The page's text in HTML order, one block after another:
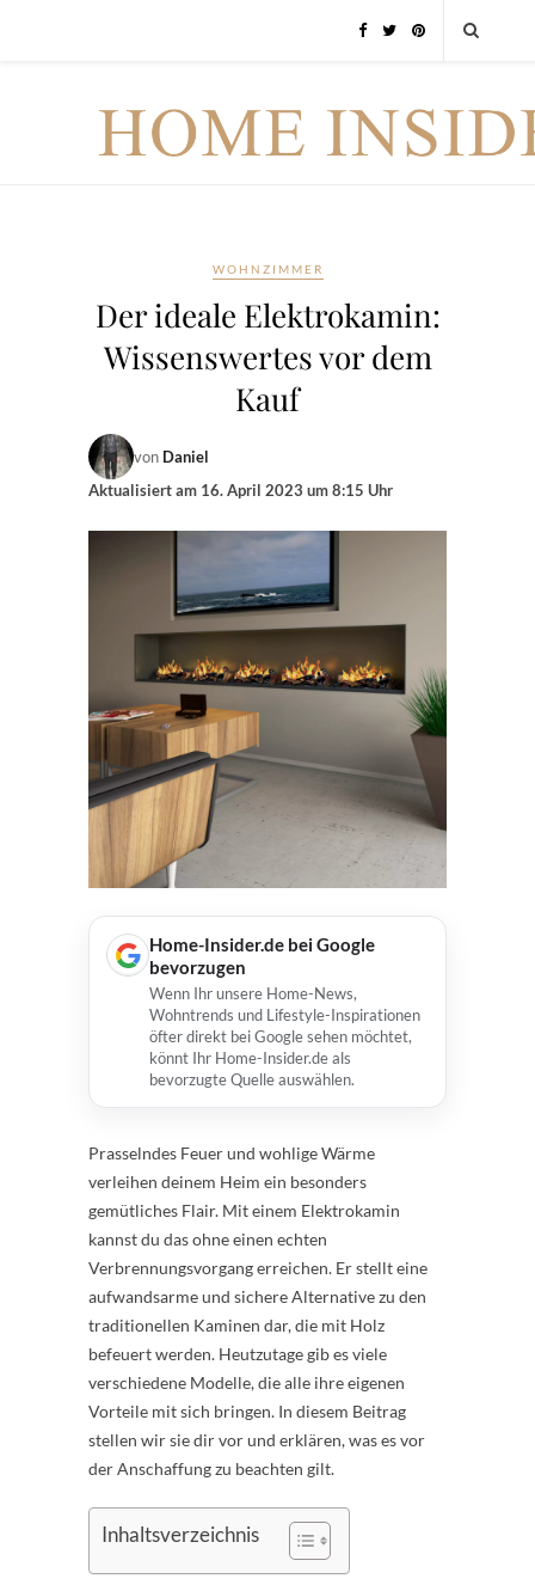
WOHNZIMMER
Der ideale Elektrokamin:
Wissenswertes vor dem
Kauf
von Daniel
Aktualisiert am 16. April 2023 um 8:15 Uhr
Home-Insider.de bei Google
bevorzugen
Wenn Ihr unsere Home-News,
Wohntrends und Lifestyle-Inspirationen
öfter direkt bei Google sehen möchtet,
könnt Ihr Home-Insider.de als
bevorzugte Quelle auswählen.
Prasselndes Feuer und wohlige Wärme
verleihen deinem Heim ein besonders
gemütliches Flair. Mit einem Elektrokamin
kannst du das ohne einen echten
Verbrennungsvorgang erreichen. Er stellt eine
aufwandsarme und sichere Alternative zu den
traditionellen Kaminen dar, die mit Holz
befeuert werden. Heutzutage gib es viele
verschiedene Modelle, die alle ihre eigenen
Vorteile mit sich bringen. In diesem Beitrag
stellen wir sie dir vor und erklären, was es vor
der Anschaffung zu beachten gilt.
Inhaltsverzeichnis